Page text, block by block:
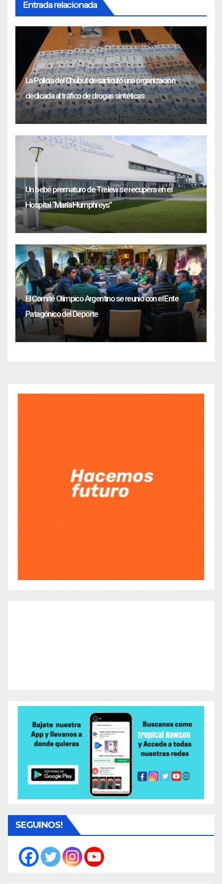
Entrada relacionada
La Policía del Chubut desarticuló una organización
dedicada al tráfico de drogas sintéticas
Un bebé prematuro de Trelew se recupera en el
Hospital “María Humphreys”
El Comité Olímpico Argentino se reunió con el Ente
Patagónico del Deporte
SEGUINOS!